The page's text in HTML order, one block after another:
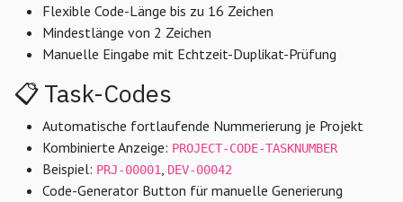
Flexible Code-Länge bis zu 16 Zeichen
Mindestlänge von 2 Zeichen
Manuelle Eingabe mit Echtzeit-Duplikat-Prüfung
📋 Task-Codes
Automatische fortlaufende Nummerierung je Projekt
Kombinierte Anzeige: PROJECT-CODE-TASKNUMBER
Beispiel: PRJ-00001, DEV-00042
Code-Generator Button für manuelle Generierung